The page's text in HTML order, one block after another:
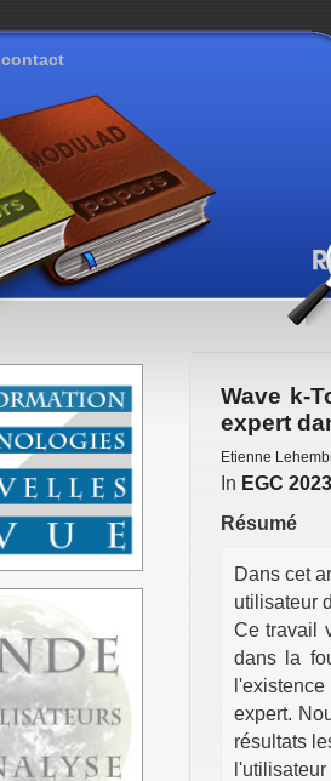
contact
Wave k-
expert
Etienne
In EGC 2023
Résumé
Dans cet
utilisateur
Ce travail
dans la
expert.
résultats